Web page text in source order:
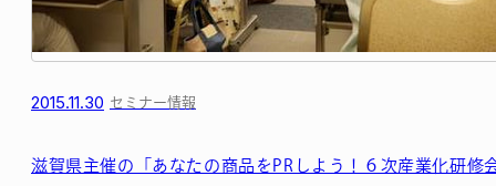
2015.11.30 セミナー情報
滋賀県主催の「あなたの商品をPRしよう！６次産業化研修